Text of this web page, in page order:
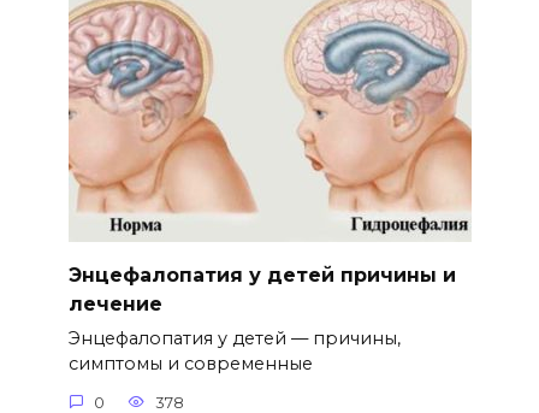
Энцефалопатия у детей причины и
лечение
Энцефалопатия у детей — причины,
симптомы и современные
0 378